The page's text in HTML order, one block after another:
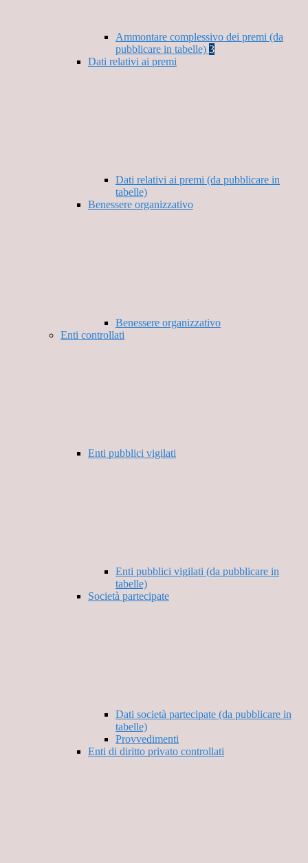
Ammontare complessivo dei premi (da
pubblicare in tabelle) 3
Dati relativi ai premi
Dati relativi ai premi (da pubblicare in
tabelle)
Benessere organizzativo
Benessere organizzativo
Enti controllati
Enti pubblici vigilati
Enti pubblici vigilati (da pubblicare in
tabelle)
Società partecipate
Dati società partecipate (da pubblicare in
tabelle)
Provvedimenti
Enti di diritto privato controllati